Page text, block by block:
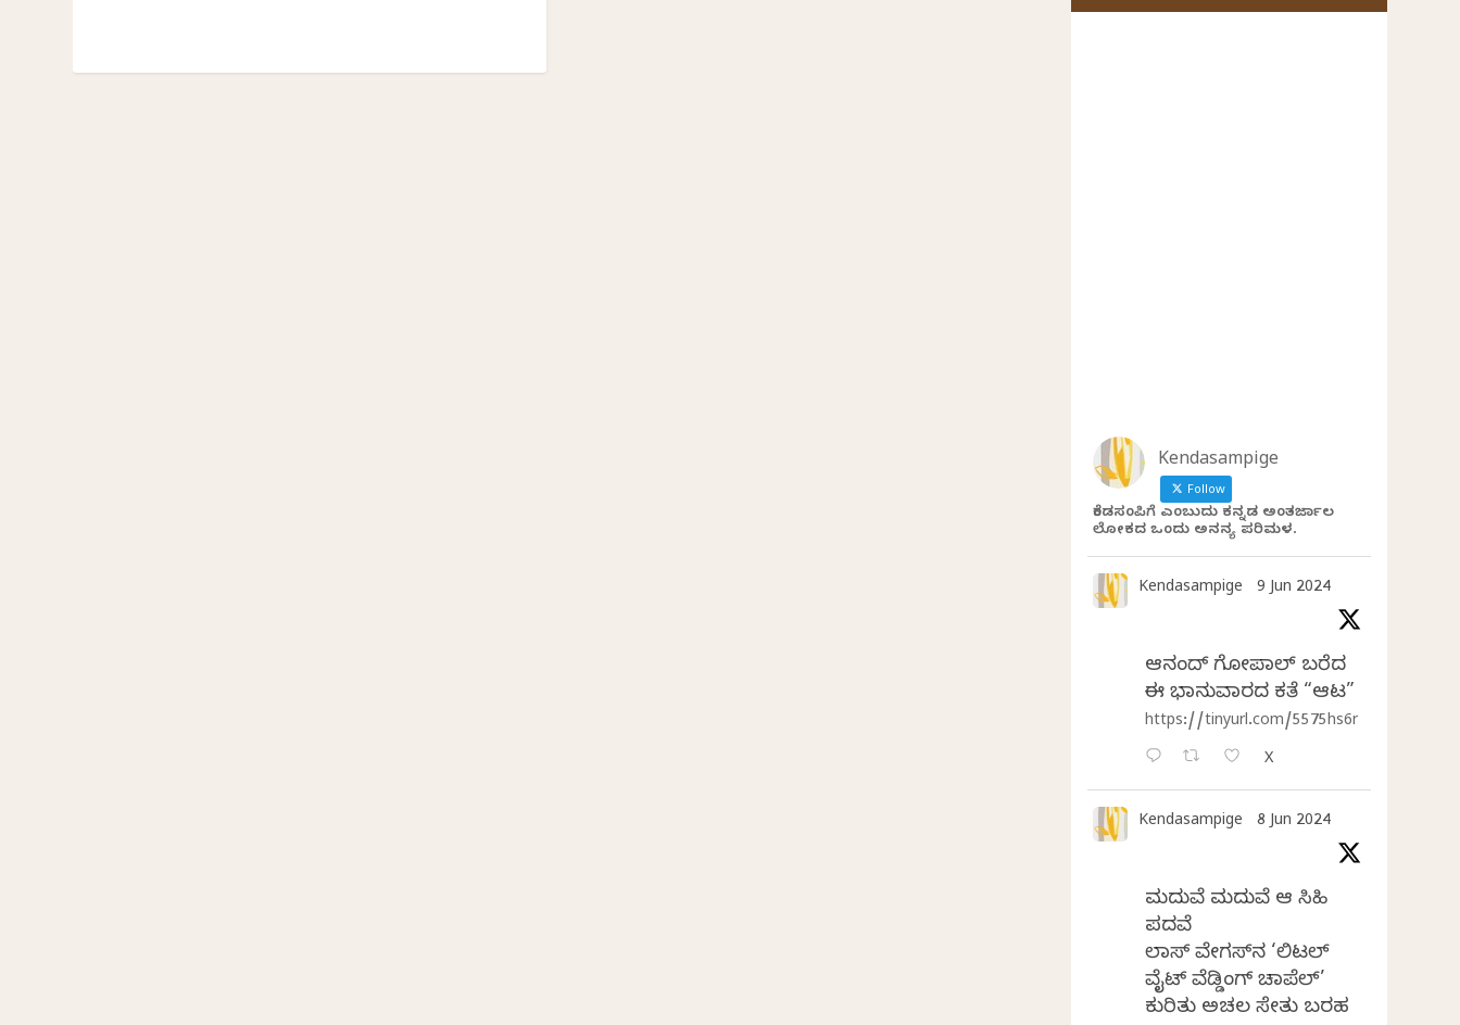
Kendasampige
Follow
ಕೆಂಡಸಂಪಿಗೆ ಎಂಬುದು ಕನ್ನಡ ಅಂತರ್ಜಾಲ
ಲೋಕದ ಒಂದು ಅನನ್ಯ ಪರಿಮಳ.
Kendasampige 9 Jun 2024
ಆನಂದ್‌ ಗೋಪಾಲ್‌ ಬರೆದ
ಈ ಭಾನುವಾರದ ಕತೆ “ಆಟ”
https://tinyurl.com/5575hs6r
X
Kendasampige 8 Jun 2024
ಮದುವೆ ಮದುವೆ ಆ ಸಿಹಿ
ಪದವೆ
ಲಾಸ್‌ ವೇಗಸ್‌ನ ‘ಲಿಟಲ್
ವೈಟ್ ವೆಡ್ಡಿಂಗ್ ಚಾಪೆಲ್’
ಕುರಿತು ಅಚಲ ಸೇತು ಬರಹ